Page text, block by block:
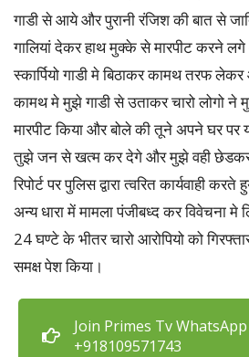
गाडी से आये और पुरानी रंजिश की बात से
गालियां देकर हाथ मुक्के से मारपीट करने
स्कार्पियो गाडी मे बिठाकर कामथ तरफ
कामथ मे मुझे गाडी से उताकर चारो लोगो ने
मारपीट किया और बोले की तूने अपने घर पर
तुझे जन से खत्म कर देगे और मुझे वही छेडकर
रिपोर्ट पर पुलिस द्वारा त्वरित कार्यवाही
अन्य धारा में मामला पंजीबध्द कर विवेचना मे
24 घण्टे के भीतर चारो आरोपियो को
समक्ष पेश किया।
Join Primes Tv
+918109571743